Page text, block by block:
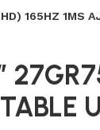
165HZ 1MS